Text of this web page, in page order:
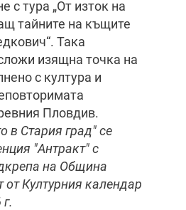
с тура „От изток на
тайните на къщите
Така
изящна точка на
с култура и
Пловдив.
в Стария град" се
"Антракт" с
на Община
от Културния календар